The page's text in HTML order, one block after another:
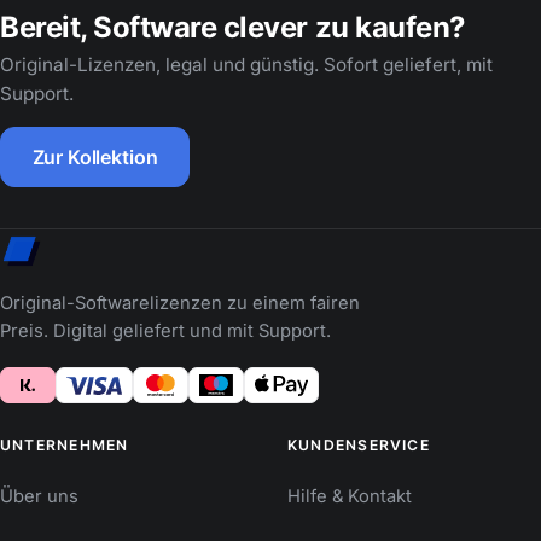
Bereit, Software clever zu kaufen?
Original-Lizenzen, legal und günstig. Sofort geliefert, mit
Support.
Zur Kollektion
Original-Softwarelizenzen zu einem fairen
Preis. Digital geliefert und mit Support.
UNTERNEHMEN
Über uns
KUNDENSERVICE
Hilfe & Kontakt